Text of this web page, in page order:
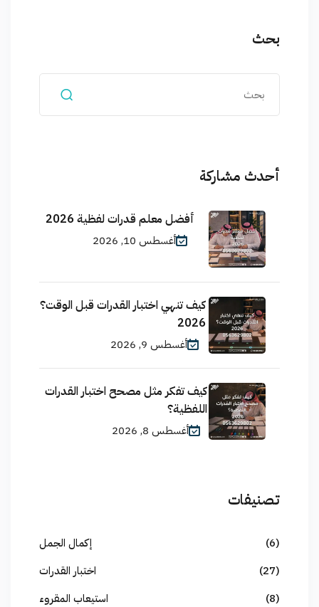
بحث
أحدث مشاركة
أفضل معلم قدرات لفظية 2026
أغسطس 10, 2026
كيف تنهي اختبار القدرات قبل الوقت؟
2026
أغسطس 9, 2026
كيف تفكر مثل مصحح اختبار القدرات
اللفظية؟
أغسطس 8, 2026
تصنيفات
إكمال الجمل
(6)
اختبار القدرات
(27)
استيعاب المقروء
(8)